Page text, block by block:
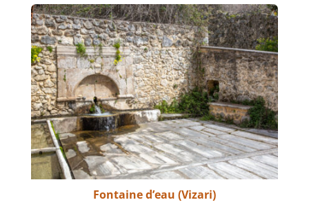
Fontaine d’eau (Vizari)